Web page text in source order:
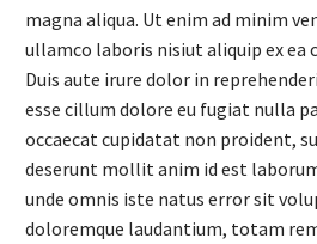
magna aliqua. Ut enim ad minim
ullamco laboris nisiut aliquip ex ea
Duis aute irure dolor in
esse cillum dolore eu fugiat nulla
occaecat cupidatat non proident,
deserunt mollit anim id est
unde omnis iste natus error sit
doloremque laudantium, totam